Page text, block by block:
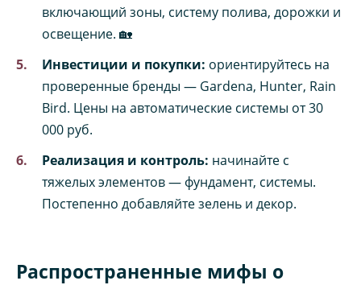
включающий зоны, систему полива, дорожки и
освещение. 🏡
Инвестиции и покупки: ориентируйтесь на
проверенные бренды — Gardena, Hunter, Rain
Bird. Цены на автоматические системы от 30
000 руб.
Реализация и контроль: начинайте с
тяжелых элементов — фундамент, системы.
Постепенно добавляйте зелень и декор.
Распространенные мифы о